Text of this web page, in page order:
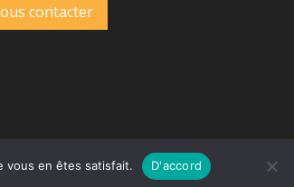
contacter
vous en êtes satisfait. D'accord